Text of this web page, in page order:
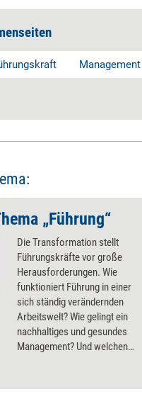
Management
„Führung“
Die Transformation stellt
Führungskräfte vor große
Herausforderungen. Wie
funktioniert Führung in einer
sich ständig verändernden
Arbeitswelt? Wie gelingt ein
nachhaltiges und gesundes
Management? Und welchen
eine zeitgemäße Führung